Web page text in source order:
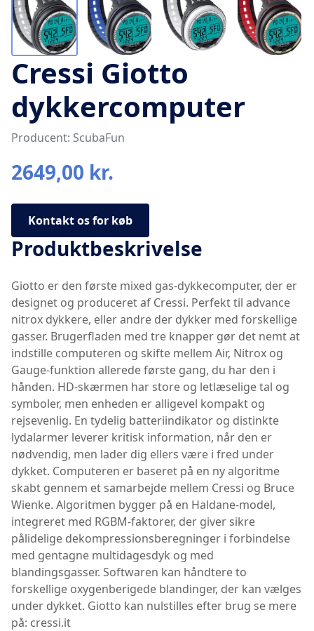
Cressi Giotto
dykkercomputer
Producent: ScubaFun
2649,00 kr.
Kontakt os for køb
Produktbeskrivelse
Giotto er den første mixed gas-dykkecomputer, der er
designet og produceret af Cressi. Perfekt til advance
nitrox dykkere, eller andre der dykker med forskellige
gasser. Brugerfladen med tre knapper gør det nemt at
indstille computeren og skifte mellem Air, Nitrox og
Gauge-funktion allerede første gang, du har den i
hånden. HD-skærmen har store og letlæselige tal og
symboler, men enheden er alligevel kompakt og
rejsevenlig. En tydelig batteriindikator og distinkte
lydalarmer leverer kritisk information, når den er
nødvendig, men lader dig ellers være i fred under
dykket. Computeren er baseret på en ny algoritme
skabt gennem et samarbejde mellem Cressi og Bruce
Wienke. Algoritmen bygger på en Haldane-model,
integreret med RGBM-faktorer, der giver sikre
pålidelige dekompressionsberegninger i forbindelse
med gentagne multidagesdyk og med
blandingsgasser. Softwaren kan håndtere to
forskellige oxygenberigede blandinger, der kan vælges
under dykket. Giotto kan nulstilles efter brug se mere
på: cressi.it